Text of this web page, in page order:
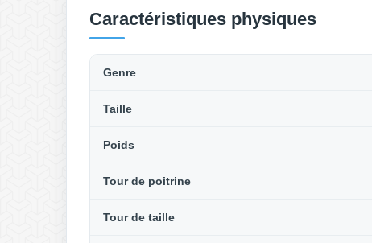
Caractéristiques physiques
Genre
Taille
Poids
Tour de poitrine
Tour de taille